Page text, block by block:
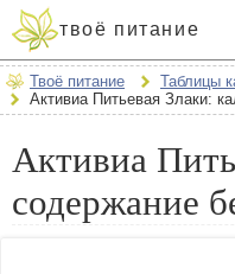
твоё питание
Твоё питание Таблицы
Активиа Питьевая Злаки:
Активиа
содержание